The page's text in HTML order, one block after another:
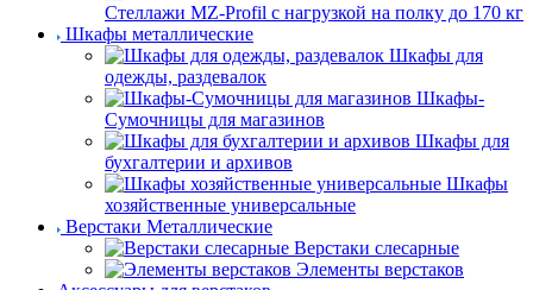
Стеллажи MZ-Profil с нагрузкой на полку до 170 кг
Шкафы металлические
Шкафы для
одежды, раздевалок
Шкафы-
Сумочницы для магазинов
Шкафы для
бухгалтерии и архивов
Шкафы
хозяйственные универсальные
Верстаки Металлические
Верстаки слесарные
Элементы верстаков